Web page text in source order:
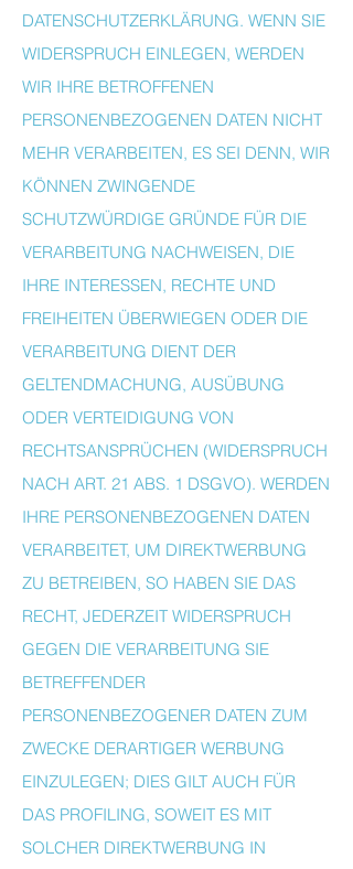
DATENSCHUTZERKLÄRUNG. WENN SIE
WIDERSPRUCH EINLEGEN, WERDEN
WIR IHRE BETROFFENEN
PERSONENBEZOGENEN DATEN NICHT
MEHR VERARBEITEN, ES SEI DENN, WIR
KÖNNEN ZWINGENDE
SCHUTZWÜRDIGE GRÜNDE FÜR DIE
VERARBEITUNG NACHWEISEN, DIE
IHRE INTERESSEN, RECHTE UND
FREIHEITEN ÜBERWIEGEN ODER DIE
VERARBEITUNG DIENT DER
GELTENDMACHUNG, AUSÜBUNG
ODER VERTEIDIGUNG VON
RECHTSANSPRÜCHEN (WIDERSPRUCH
NACH ART. 21 ABS. 1 DSGVO). WERDEN
IHRE PERSONENBEZOGENEN DATEN
VERARBEITET, UM DIREKTWERBUNG
ZU BETREIBEN, SO HABEN SIE DAS
RECHT, JEDERZEIT WIDERSPRUCH
GEGEN DIE VERARBEITUNG SIE
BETREFFENDER
PERSONENBEZOGENER DATEN ZUM
ZWECKE DERARTIGER WERBUNG
EINZULEGEN; DIES GILT AUCH FÜR
DAS PROFILING, SOWEIT ES MIT
SOLCHER DIREKTWERBUNG IN